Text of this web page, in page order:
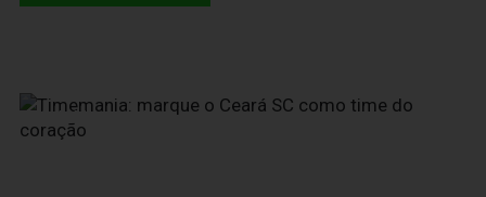
15 de Março de 2011